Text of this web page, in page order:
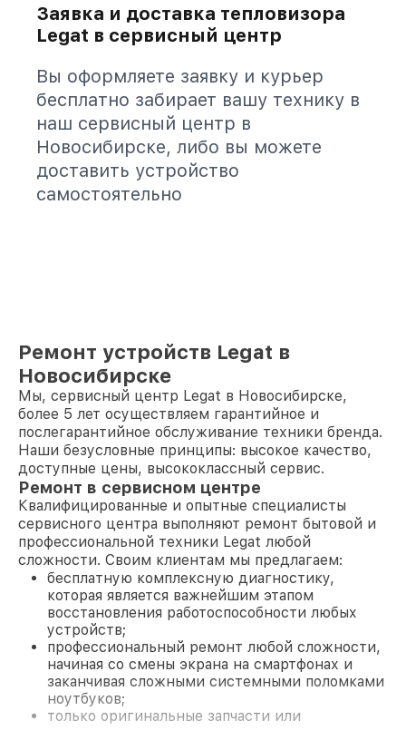
Заявка и доставка тепловизора
Legat в сервисный центр
Вы оформляете заявку и курьер
бесплатно забирает вашу технику в
наш сервисный центр в
Новосибирске, либо вы можете
доставить устройство
самостоятельно
Ремонт устройств Legat в
Новосибирске
Мы, сервисный центр Legat в Новосибирске,
более 5 лет осуществляем гарантийное и
послегарантийное обслуживание техники бренда.
Наши безусловные принципы: высокое качество,
доступные цены, высококлассный сервис.
Ремонт в сервисном центре
Квалифицированные и опытные специалисты
сервисного центра выполняют ремонт бытовой и
профессиональной техники Legat любой
сложности. Своим клиентам мы предлагаем:
бесплатную комплексную диагностику,
которая является важнейшим этапом
восстановления работоспособности любых
устройств;
профессиональный ремонт любой сложности,
начиная со смены экрана на смартфонах и
заканчивая сложными системными поломками
ноутбуков;
только оригинальные запчасти или